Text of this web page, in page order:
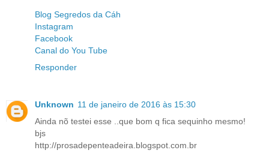
Blog Segredos da Cáh
Instagram
Facebook
Canal do You Tube
Responder
Unknown 11 de janeiro de 2016 às 15:30
Ainda nõ testei esse ..que bom q fica sequinho mesmo!
bjs
http://prosadepenteadeira.blogspot.com.br